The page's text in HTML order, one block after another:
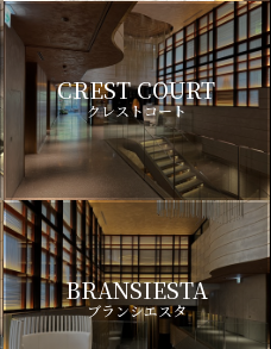
CREST COURT
クレストコート
BRANSIESTA
ブランシエスタ